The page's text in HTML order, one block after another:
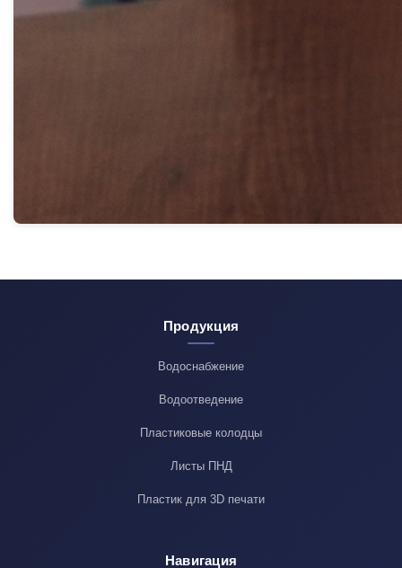
Продукция
Водоснабжение
Водоотведение
Пластиковые колодцы
Листы ПНД
Пластик для 3D печати
Навигация